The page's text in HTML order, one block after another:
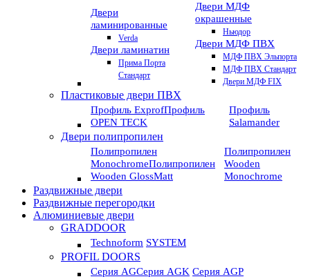
Двери
ламинированные
Verda
Двери ламинатин
Прима Порта
Стандарт
Двери МДФ
окрашенные
Ньюдор
Двери МДФ ПВХ
МДФ ПВХ Эльпорта
МДФ ПВХ Стандарт
Двери МДФ FIX
Пластиковые двери ПВХ
Профиль ExprofПрофиль
OPEN TECK
Профиль
Salamander
Двери полипропилен
Полипропилен
MonochromeПолипропилен
Wooden GlossMatt
Полипропилен
Wooden
Monochrome
Раздвижные двери
Раздвижные перегородки
Алюминиевые двери
GRADDOOR
Technoform SYSTEM
PROFIL DOORS
Серия AGСерия AGK Серия AGP